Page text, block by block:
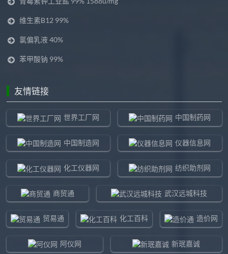
维生素B12 99%
氯偏乳液 40%
苯甲酸钠 99%
友情链接
世界工厂网 中国制药网
中国制造网 仪器信息网
化工仪器网 纺织助剂网
商贸通 武汉远城科技
贸易通 化工百科 造价网
阿仪网 新珉嘉诚